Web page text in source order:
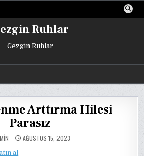
Ruhlar
Gezgin Ruhlar
Arttırma Hilesi
Parasız
AĞUSTOS 15, 2023